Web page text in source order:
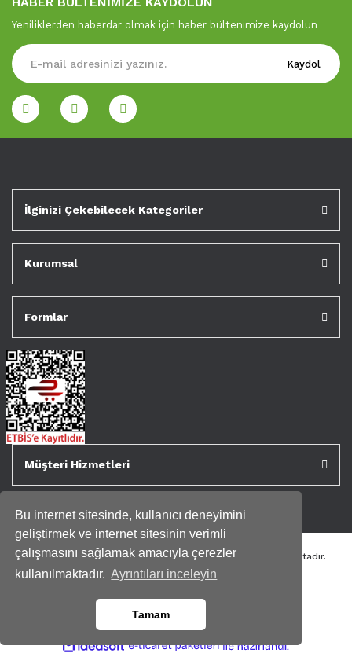
Bu internet sitesinde, kullanıcı deneyimini
geliştirmek ve internet sitesinin verimli
çalışmasını sağlamak amacıyla çerezler
kullanılmaktadır. Ayrıntıları inceleyin
Tamam
Yeniliklerden haberdar olmak için haber bültenimize kaydolun
Kaydol
İlginizi Çekebilecek Kategoriler
Kurumsal
Formlar
Müşteri Hizmetleri
Tüm kredi kartı bilgileriniz 256bit SSL Sertifikası ile korunmaktadır.
Genispencere.com Tüm Hakları Saklıdır.
ideasoft e- ile